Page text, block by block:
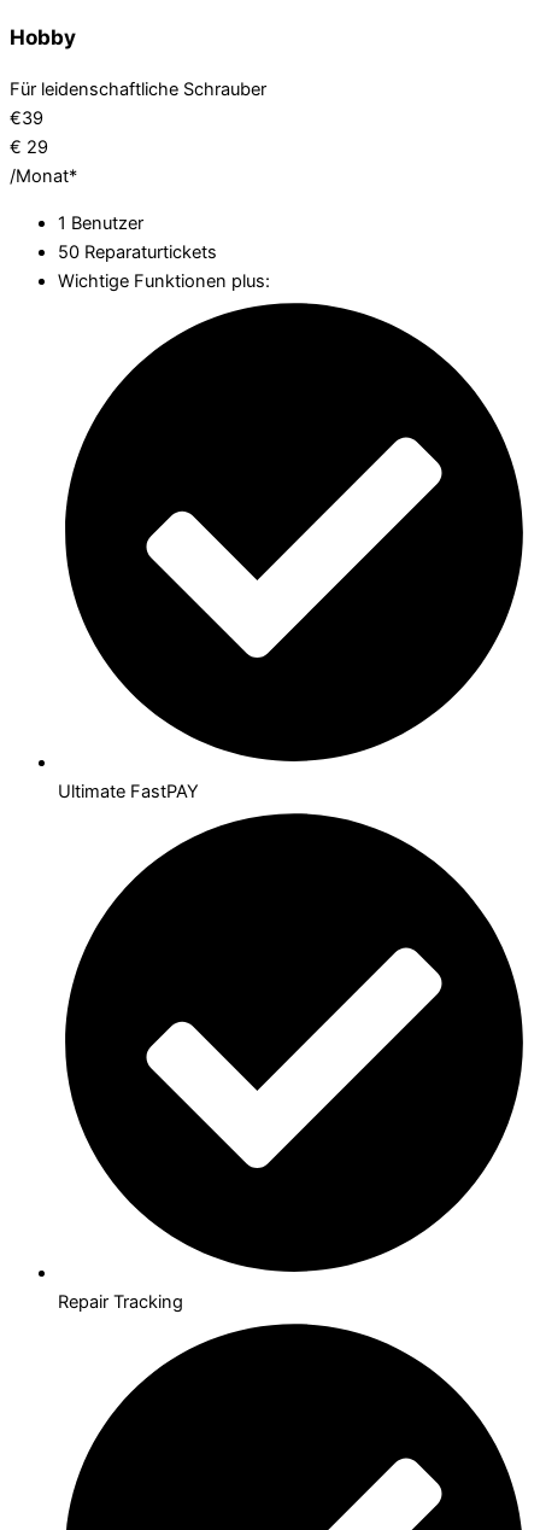
Hobby
Für leidenschaftliche Schrauber
€39
€ 29
/Monat*
1 Benutzer
50 Reparaturtickets
Wichtige Funktionen plus:
Ultimate FastPAY
Repair Tracking